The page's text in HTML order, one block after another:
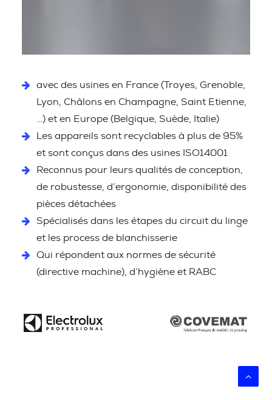
avec des usines en France (Troyes, Grenoble,
Lyon, Châlons en Champagne, Saint Etienne,
…) et en Europe (Belgique, Suède, Italie)
Les appareils sont recyclables à plus de 95%
et sont conçus dans des usines ISO14001
Reconnus pour leurs qualités de conception,
de robustesse, d’ergonomie, disponibilité des
pièces détachées
Spécialisés dans les étapes du circuit du linge
et les process de blanchisserie
Qui répondent aux normes de sécurité
(directive machine), d’hygiène et RABC